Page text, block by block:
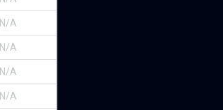
N/A
N/A
N/A
N/A